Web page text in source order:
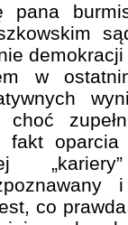
w
choć
fakt
co